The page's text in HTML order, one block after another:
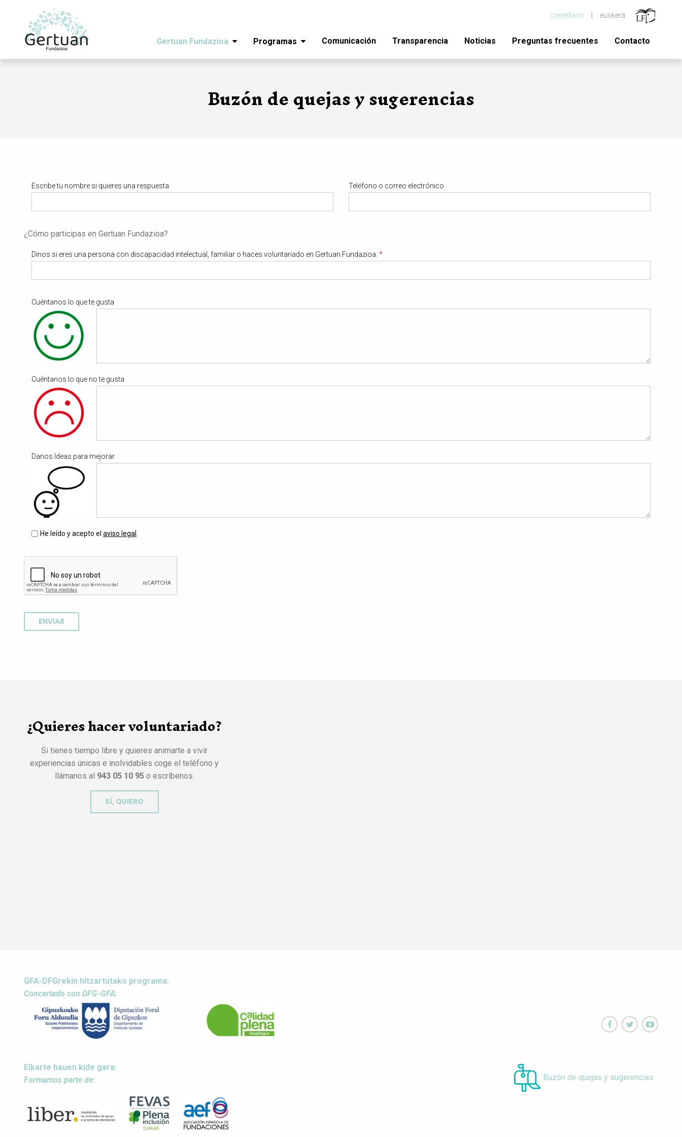
castellano euskera
Gertuan Fundazioa Programas Comunicación Transparencia Noticias Preguntas frecuentes Contacto
Buzón de quejas y sugerencias
Escribe tu nombre si quieres una respuesta Teléfono o correo electrónico
¿Cómo participas en Gertuan Fundazioa?
Dinos si eres una persona con discapacidad intelectual, familiar o haces voluntariado en Gertuan Fundazioa. *
Cuéntanos lo que te gusta
Cuéntanos lo que no te gusta
Danos Ideas para mejorar
Política de privacidad *
He leído y acepto el aviso legal
ENVIAR
¿Quieres hacer voluntariado?
Si tienes tiempo libre y quieres animarte a vivir
experiencias únicas e inolvidables coge el teléfono y
llámanos al 943 05 10 95 o escríbenos.
SÍ, QUIERO
GFA-DFGrekin hitzartutako programa:
Concertado con DFG-GFA:
Elkarte hauen kide gara:
Formamos parte de:
  
Buzón de quejas y sugerencias